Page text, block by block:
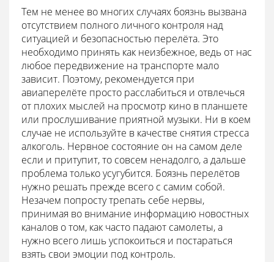
Тем не менее во многих случаях боязнь вызвана
отсутствием полного личного контроля над
ситуацией и безопасностью перелёта. Это
необходимо принять как неизбежное, ведь от нас
любое передвижение на транспорте мало
зависит. Поэтому, рекомендуется при
авиаперелёте просто расслабиться и отвлечься
от плохих мыслей на просмотр кино в планшете
или прослушивание приятной музыки. Ни в коем
случае не используйте в качестве снятия стресса
алкоголь. Нервное состояние он на самом деле
если и притупит, то совсем ненадолго, а дальше
проблема только усугубится. Боязнь перелётов
нужно решать прежде всего с самим собой.
Незачем попросту трепать себе нервы,
принимая во внимание информацию новостных
каналов о том, как часто падают самолеты, а
нужно всего лишь успокоиться и постараться
взять свои эмоции под контроль.